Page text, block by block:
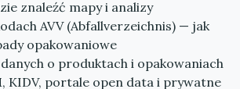
znaleźć mapy i analizy
AVV (Abfallverzeichnis) — jak
opakowaniowe
o produktach i opakowaniach
KIDV, portale open data i prywatne